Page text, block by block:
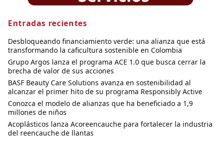
Entradas recientes
Desbloqueando financiamiento verde: una alianza que está
transformando la caficultura sostenible en Colombia
Grupo Argos lanza el programa ACE 1.0 que busca cerrar la
brecha de valor de sus acciones
BASF Beauty Care Solutions avanza en sostenibilidad al
alcanzar el primer hito de su programa Responsibly Active
Conozca el modelo de alianzas que ha beneficiado a 1,9
millones de niños
Acoplásticos lanza Acoreencauche para fortalecer la industria
del reencauche de llantas